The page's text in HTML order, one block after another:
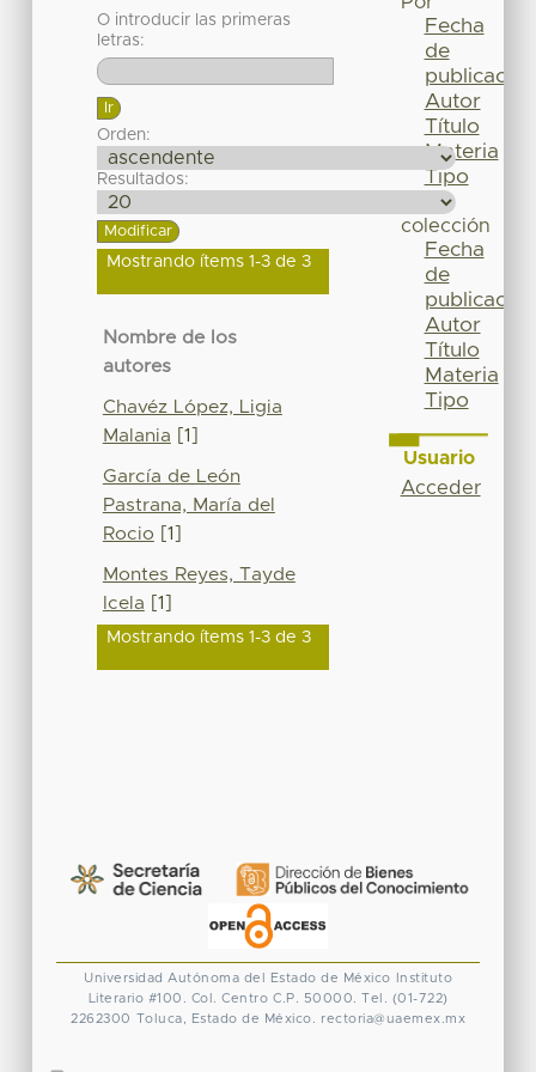
O introducir las primeras
letras:
Orden:
Resultados:
Mostrando ítems 1-3 de 3
Nombre de los
autores
Chavéz López, Ligia
Malania [1]
García de León
Pastrana, María del
Rocio [1]
Montes Reyes, Tayde
Icela [1]
Mostrando ítems 1-3 de 3
Fecha
de
publicación
Autor
Título
Materia
Tipo
colección
Fecha
de
publicación
Autor
Título
Materia
Tipo
Usuario
Acceder
Universidad Autónoma del Estado de México
Instituto
Literario #100. Col. Centro C.P. 50000. Tel. (01-722)
2262300 Toluca, Estado de México. rectoria@uaemex.mx